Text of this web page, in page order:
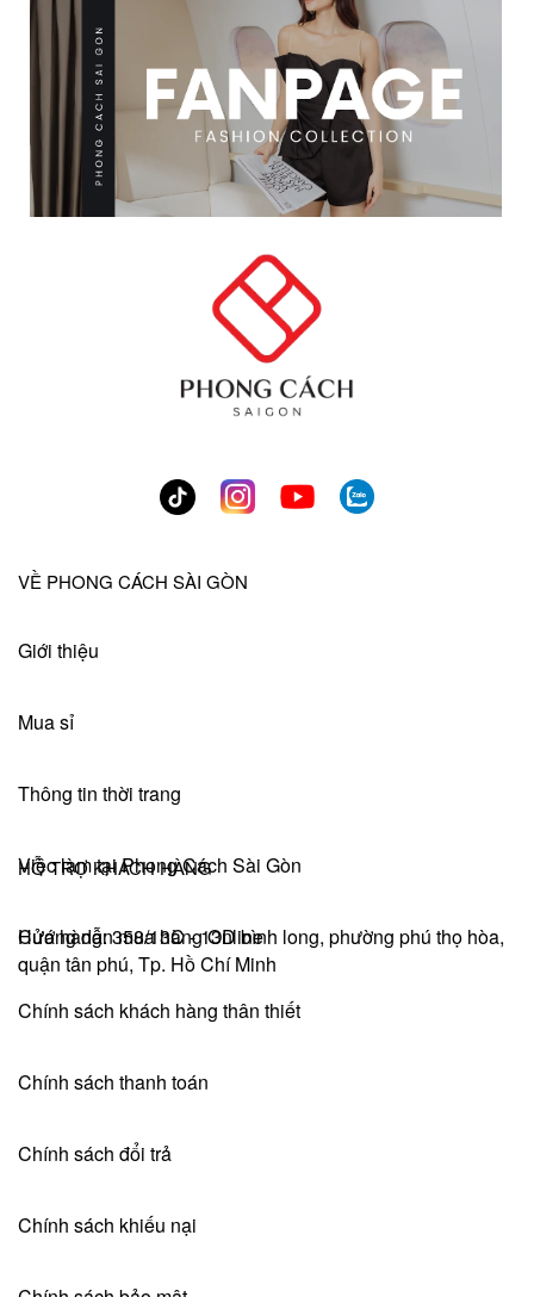
HỖ TRỢ KHÁCH HÀNG
Hướng dẫn mua hàng Online
Chính sách khách hàng thân thiết
Chính sách thanh toán
Chính sách đổi trả
Chính sách khiếu nại
VỀ PHONG CÁCH SÀI GÒN
Giới thiệu
Mua sỉ
Thông tin thời trang
Việc làm tại Phong Cách Sài Gòn
Cửa hàng: 358/13C - 13D bình long, phường phú thọ hòa,
quận tân phú, Tp. Hồ Chí Minh